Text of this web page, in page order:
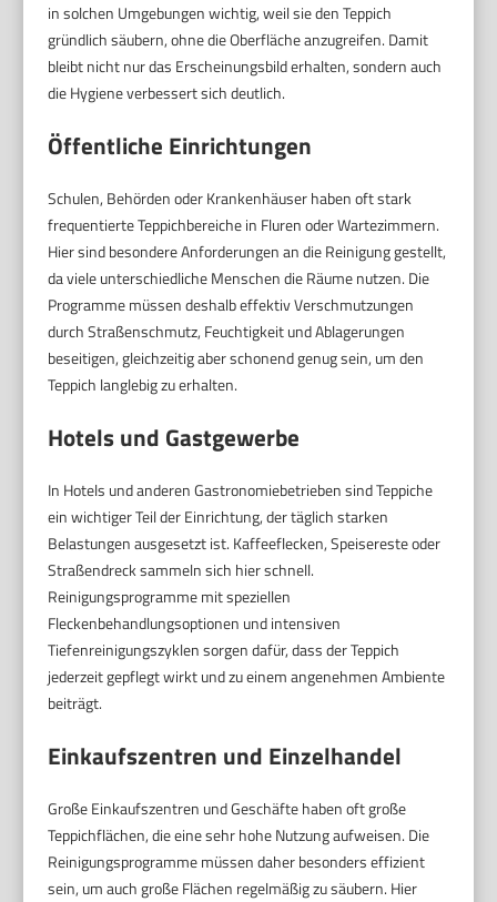
in solchen Umgebungen wichtig, weil sie den Teppich
gründlich säubern, ohne die Oberfläche anzugreifen. Damit
bleibt nicht nur das Erscheinungsbild erhalten, sondern auch
die Hygiene verbessert sich deutlich.
Öffentliche Einrichtungen
Schulen, Behörden oder Krankenhäuser haben oft stark
frequentierte Teppichbereiche in Fluren oder Wartezimmern.
Hier sind besondere Anforderungen an die Reinigung gestellt,
da viele unterschiedliche Menschen die Räume nutzen. Die
Programme müssen deshalb effektiv Verschmutzungen
durch Straßenschmutz, Feuchtigkeit und Ablagerungen
beseitigen, gleichzeitig aber schonend genug sein, um den
Teppich langlebig zu erhalten.
Hotels und Gastgewerbe
In Hotels und anderen Gastronomiebetrieben sind Teppiche
ein wichtiger Teil der Einrichtung, der täglich starken
Belastungen ausgesetzt ist. Kaffeeflecken, Speisereste oder
Straßendreck sammeln sich hier schnell.
Reinigungsprogramme mit speziellen
Fleckenbehandlungsoptionen und intensiven
Tiefenreinigungszyklen sorgen dafür, dass der Teppich
jederzeit gepflegt wirkt und zu einem angenehmen Ambiente
beiträgt.
Einkaufszentren und Einzelhandel
Große Einkaufszentren und Geschäfte haben oft große
Teppichflächen, die eine sehr hohe Nutzung aufweisen. Die
Reinigungsprogramme müssen daher besonders effizient
sein, um auch große Flächen regelmäßig zu säubern. Hier